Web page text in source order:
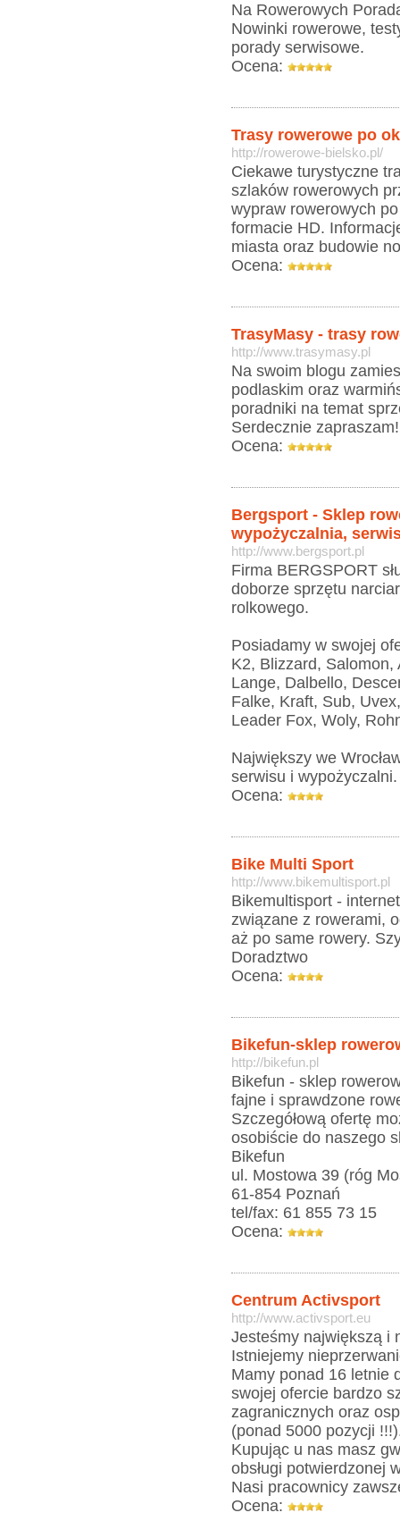
Na Rowerowych
Nowinki rowerowe,
porady serwisowe.
Ocena:
Trasy rowerowe po
http://rowerowe-bielsko.pl/
Ciekawe turystyczne
szlaków rowerowych
wypraw rowerowych
formacie HD.
miasta oraz budowie
Ocena:
TrasyMasy - trasy
http://www.trasymasy.pl
Na swoim blogu
podlaskim oraz
poradniki na temat
Serdecznie zapraszam!
Ocena:
Bergsport - Sklep
wypożyczalnia,
http://www.bergsport.pl
Firma BERGSPORT
doborze sprzętu
rolkowego.
Posiadamy w swojej
K2, Blizzard,
Lange, Dalbello,
Falke, Kraft, Sub,
Leader Fox, Woly,
Największy we
serwisu i wypożyczalni.
Ocena:
Bike Multi Sport
http://www.bikemultisport.pl
Bikemultisport -
związane z rowerami,
aż po same rowery.
Doradztwo
Ocena:
Bikefun-sklep
http://bikefun.pl
Bikefun - sklep
fajne i sprawdzone
Szczegółową ofertę
osobiście do naszego
Bikefun
ul. Mostowa 39 (róg
61-854 Poznań
tel/fax: 61 855 73 15
Ocena:
Centrum Activsport
http://www.activsport.eu
Jesteśmy największą i
Istniejemy
Mamy ponad 16 letnie
swojej ofercie bardzo
zagranicznych oraz
(ponad 5000 pozycji
Kupując u nas masz
obsługi potwierdzonej
Nasi pracownicy
Ocena: